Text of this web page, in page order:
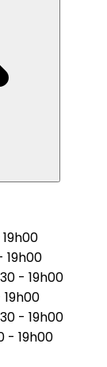
19h00
- 19h00
- 19h00
- 19h00